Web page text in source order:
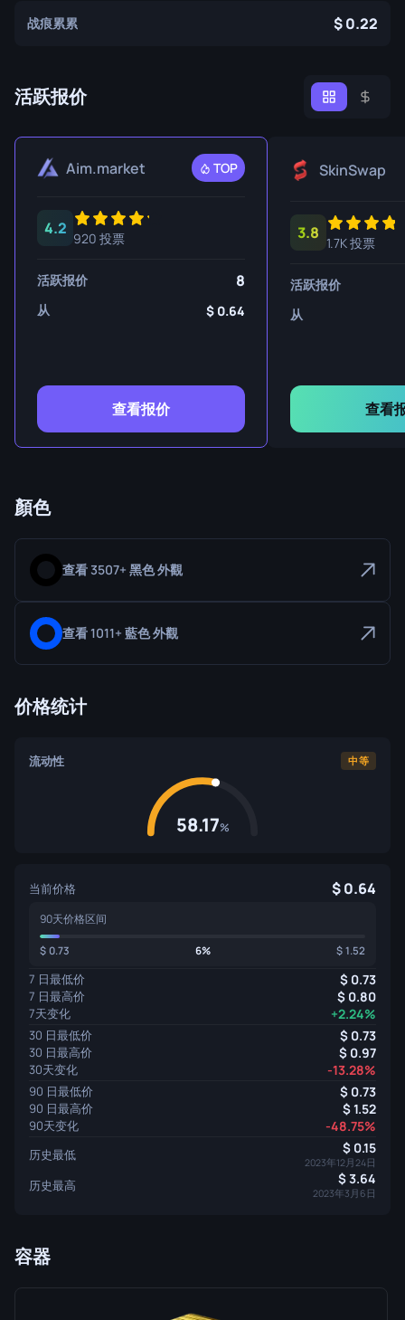
战痕累累 0.22
活跃报价
Aim.market TOP
4.2
920 投票
活跃报价 8
从 0.64
查看报价
SkinSwap
3.8
1.7K 投票
活跃报价
从
查看
顏色
查看 3507+ 黑色 外觀
查看 1011+ 藍色 外觀
价格统计
流动性 中等
58.17%
当前价格 0.64
90天价格区间
0.73 6% 1.52
7 日最低价 0.73
7 日最高价 0.80
7天变化 +2.24%
30 日最低价 0.73
30 日最高价 0.97
30天变化 -13.28%
90 日最低价 0.73
90 日最高价 1.52
90天变化 -48.75%
历史最低 0.15
2023年12月24日
历史最高 3.64
2023年3月6日
容器